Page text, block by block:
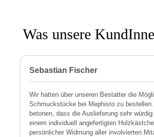
Was unsere
Sebastian Fischer
Wir hatten über unseren Bestatter die
Schmuckstücke bei Mephisto zu
betonen, dass die Auslieferung sehr
einem individuell angefertigten
persönlicher Widmung aller involvierten